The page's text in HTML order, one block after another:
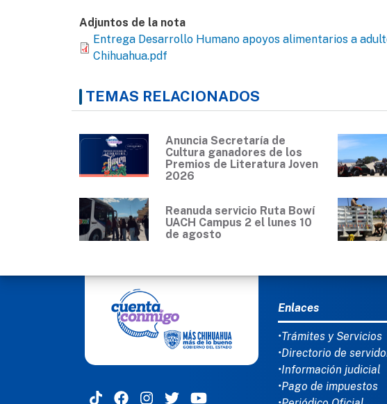
Adjuntos de la nota
Entrega Desarrollo Humano apoyos alimentarios a
Chihuahua.pdf
TEMAS RELACIONADOS
Anuncia Secretaría de
Cultura ganadores de los
Premios de Literatura Joven
2026
Reanuda servicio Ruta Bowí
UACH Campus 2 el lunes 10
de agosto
MENÚ DEL PIE
Enlaces
•Trámites y Servicios
•Directorio de
•Información judicial
•Pago de impuestos